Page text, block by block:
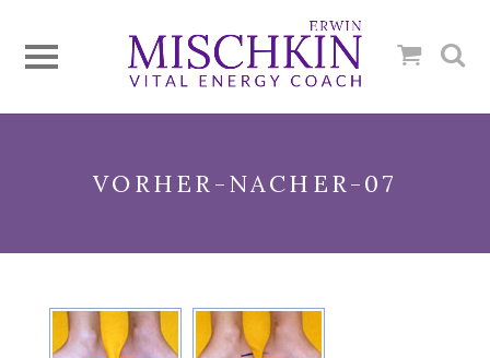
VORHER-NACHER-07